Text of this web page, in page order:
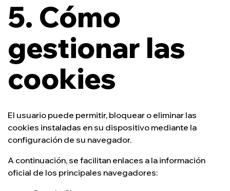
5. Cómo
gestionar las
cookies
El usuario puede permitir, bloquear o eliminar las
cookies instaladas en su dispositivo mediante la
configuración de su navegador.
A continuación, se facilitan enlaces a la información
oficial de los principales navegadores: